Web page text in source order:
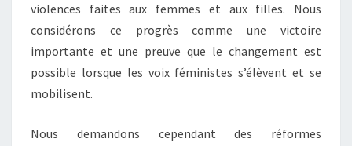
violences faites aux femmes et aux filles. Nous
considérons ce progrès comme une victoire
importante et une preuve que le changement est
possible lorsque les voix féministes s’élèvent et se
mobilisent.
Nous demandons cependant des réformes